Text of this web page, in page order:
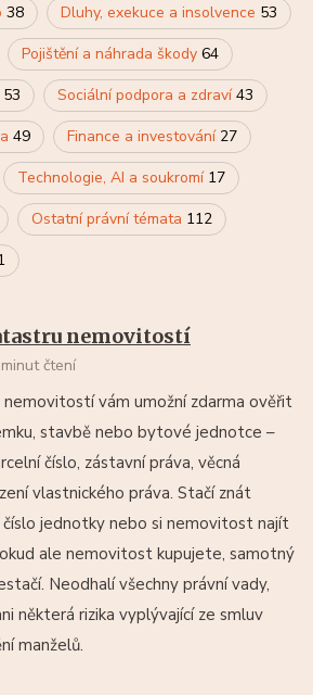
38 Dluhy, exekuce a insolvence 53
Pojištění a náhrada škody 64
53 Sociální podpora a zdraví43
49 Finance a investování 27
Technologie, AI a soukromí 17
Ostatní právní témata 112
nemovitostí
čtení
vám umožní zdarma ověřit
stavbě nebo bytové jednotce –
číslo, zástavní práva, věcná
vlastnického práva. Stačí znát
číslo jednotky nebo si nemovitost najít
ale nemovitost kupujete, samotný
Neodhalí všechny právní vady,
některá rizika vyplývající ze smluv
manželů.